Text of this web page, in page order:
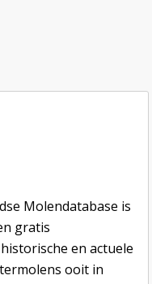
Molendatabase is
gratis
en actuele
ooit in